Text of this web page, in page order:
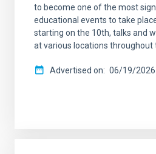
to become one of the most
educational events to take
starting on the 10th, talks and
at various locations throughout
Advertised on 06/19/2026